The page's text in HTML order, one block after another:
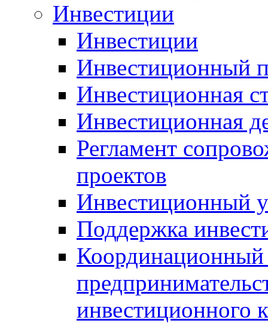
Инвестиции
Инвестиции
Инвестиционный
Инвестиционная
Инвестиционная
Регламент
проектов
Инвестиционный
Поддержка
Координационный
инвестиционного